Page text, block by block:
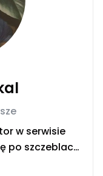
w serwisie
po szczeblach
w serwisach